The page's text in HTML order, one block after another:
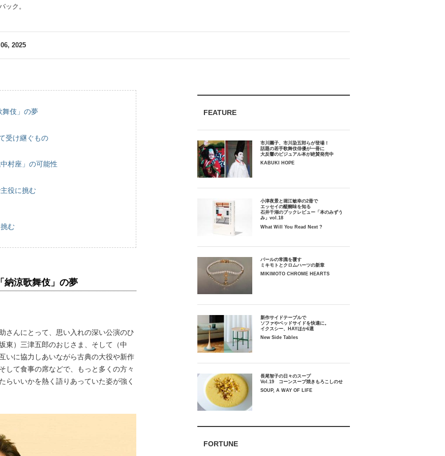
ック。
2025
伎」の夢
受け継ぐもの
村座」の可能性
役に挑む
む
涼歌舞伎」の夢
さんにとって、思い入れの深い公演のひ
東）三津五郎のおじさま、そして（中
いに協力しあいながら古典の大役や新作
して食事の席などで、もっと多くの方々
らいいかを熱く語りあっていた姿が強く
FEATURE
市川團子、市川染五郎らが登場！
話題の若手歌舞伎俳優が一冊に
大反響のビジュアル本が絶賛発売中
KABUKI HOPE
小津夜景と堀江敏幸の2冊で
エッセイの醍醐味を知る
石井千湖のブックレビュー「本のみずう
み」vol.18
What Will You Read Next ?
パールの常識を覆す
ミキモトとクロムハーツの新章
MIKIMOTO CHROME HEARTS
新作サイドテーブルで
ソファやベッドサイドを快適に。
イクスシー、HAYほか6選
New Side Tables
長尾智子の日々のスープ
Vol.19 コーンスープ焼きもろこしのせ
SOUP, A WAY OF LIFE
FORTUNE